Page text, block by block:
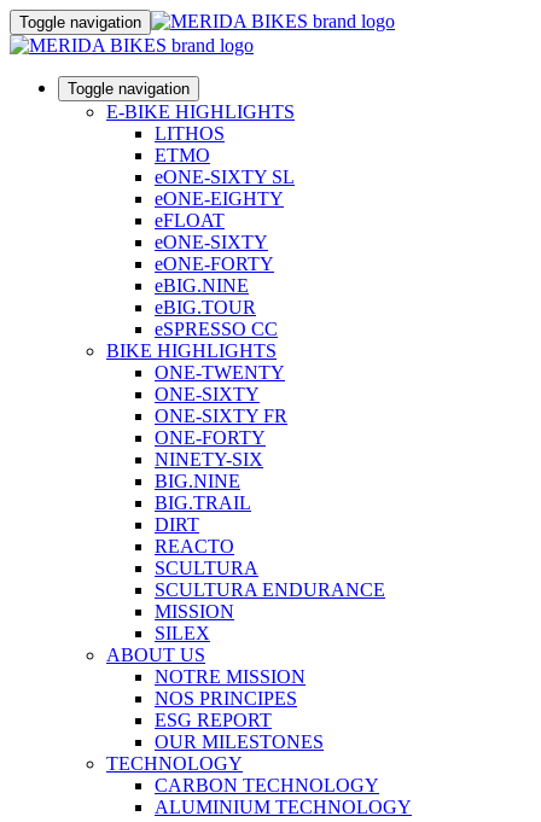
Toggle navigation
Toggle navigation
E-BIKE HIGHLIGHTS
LITHOS
ETMO
eONE-SIXTY SL
eONE-EIGHTY
eFLOAT
eONE-SIXTY
eONE-FORTY
eBIG.NINE
eBIG.TOUR
eSPRESSO CC
BIKE HIGHLIGHTS
ONE-TWENTY
ONE-SIXTY
ONE-SIXTY FR
ONE-FORTY
NINETY-SIX
BIG.NINE
BIG.TRAIL
DIRT
REACTO
SCULTURA
SCULTURA ENDURANCE
MISSION
SILEX
ABOUT US
NOTRE MISSION
NOS PRINCIPES
ESG REPORT
OUR MILESTONES
TECHNOLOGY
CARBON TECHNOLOGY
ALUMINIUM TECHNOLOGY